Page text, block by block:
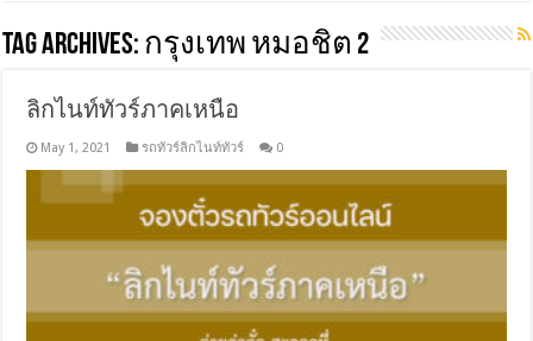
Tag Archives: กรุงเทพ หมอชิต 2
ลิกไนท์ทัวร์ภาคเหนือ
May 1, 2021 รถทัวร์ลิกไนท์ทัวร์ 0